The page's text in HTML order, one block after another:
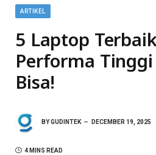
ARTIKEL
5 Laptop
Performa Tinggi
Bisa!
BYGUDINTEK DECEMBER 19, 2025
4 MINS READ